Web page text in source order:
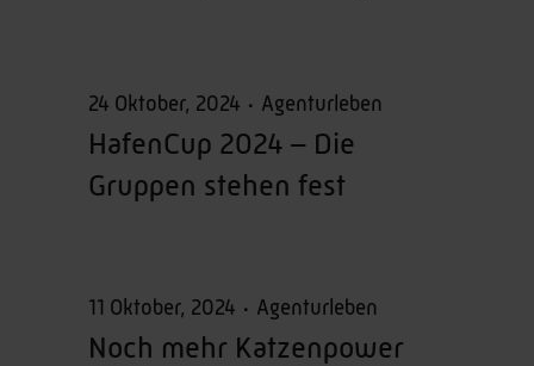
24 Oktober, 2024 Agenturleben
HafenCup 2024 – Die
Gruppen stehen fest
11 Oktober, 2024 Agenturleben
Noch mehr Katzenpower